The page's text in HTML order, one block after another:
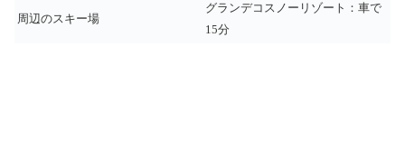
周辺のスキー場
グランデコスノーリゾート：車で
15分